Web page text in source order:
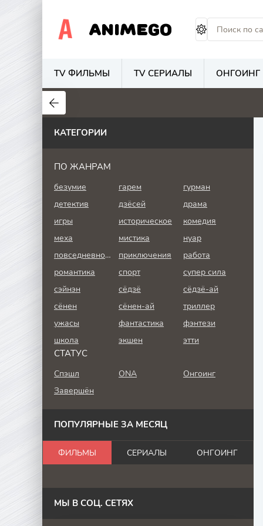
ANIMEGO
TV ФИЛЬМЫ TV СЕРИАЛЫ ОНГОИНГ
1.7
КАТЕГОРИИ
ПО ЖАНРАМ
безумие гарем
гурман
детектив
дзёсей
драма
игры
историческое
комедия
меха
мистика
нуар
повседневность
приключения
работа
романтика
спорт
супер сила
сэйнэн
сёдзё
сёдзё-ай
сёнен
сёнен-ай
триллер
ужасы
фантастика
фэнтези
школа
экшен этти
СТАТУС
Спэшл ONA
Онгоинг
Завершён
ПОПУЛЯРНЫЕ ЗА МЕСЯЦ
ФИЛЬМЫ СЕРИАЛЫ ОНГОИНГ
МЫ В СОЦ. СЕТЯХ